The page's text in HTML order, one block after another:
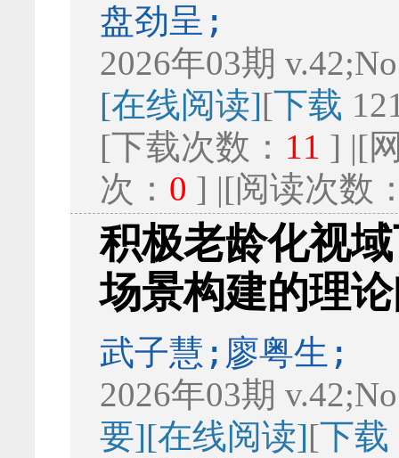
盘劲呈;
2026年03期
[在线阅读][下载
[下载次数： 11 ] |[
次： 0 ] |[阅读次数
积极老龄化视
场景构建的理
武子慧;廖粤生;
2026年03期
要][在线阅读][下载